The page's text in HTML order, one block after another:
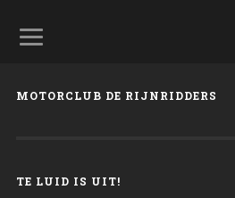
MOTORCLUB DE RIJNRIDDERS
TE LUID IS UIT!